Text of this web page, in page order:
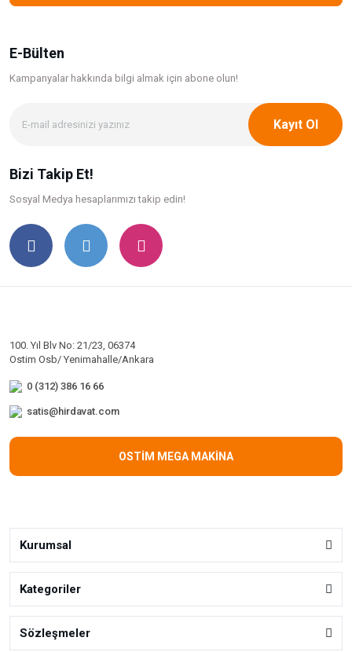
E-Bülten
Kampanyalar hakkında bilgi almak için abone olun!
Kayıt Ol
Bizi Takip Et!
Sosyal Medya hesaplarımızı takip edin!
100. Yıl Blv No: 21/23, 06374
Ostim Osb/ Yenimahalle/Ankara
0 (312) 386 16 66
satis@hirdavat.com
OSTİM MEGA MAKİNA
Kurumsal
Kategoriler
Sözleşmeler